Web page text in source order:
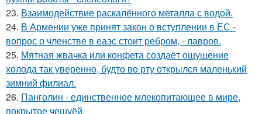
23. Взаимодействие раскалённого металла с водой.
24. В Армении уже принят закон о вступлении в ЕС -
вопрос о членстве в еаэс стоит ребром, - лавров.
25. Мятная жвачка или конфета создаёт ощущение
холода так уверенно, будто во рту открылся маленький
зимний филиал.
26. Панголин - единственное млекопитающее в мире,
покрытое чешуёй.